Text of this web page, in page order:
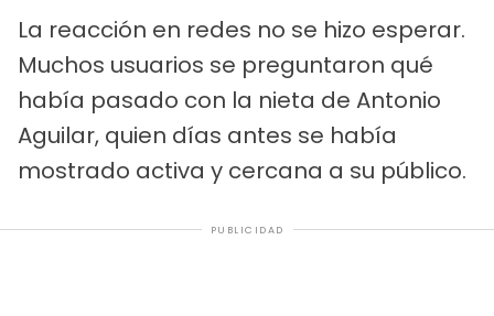
La reacción en redes no se hizo esperar.
Muchos usuarios se preguntaron qué
había pasado con la nieta de Antonio
Aguilar, quien días antes se había
mostrado activa y cercana a su público.
PUBLICIDAD